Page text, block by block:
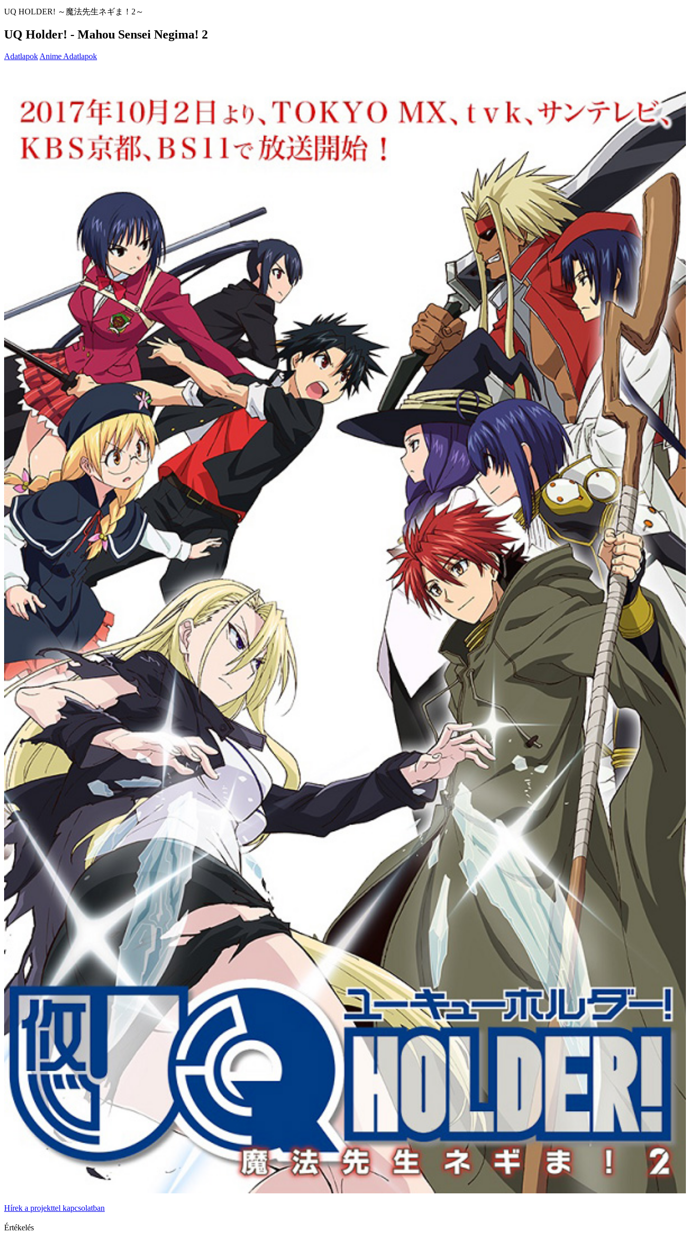
UQ HOLDER! ～魔法先生ネギま！2～
UQ Holder! - Mahou Sensei Negima! 2
Adatlapok Anime Adatlapok
Hírek a projekttel kapcsolatban
Értékelés